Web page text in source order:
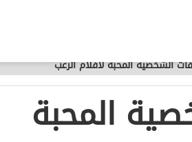
الشخصية المحبة لأفلام الرعب
المحبة